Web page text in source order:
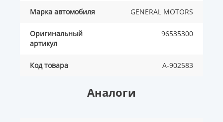
Марка автомобиля GENERAL MOTORS
Оригинальный
артикул
96535300
Код товара A-902583
Аналоги